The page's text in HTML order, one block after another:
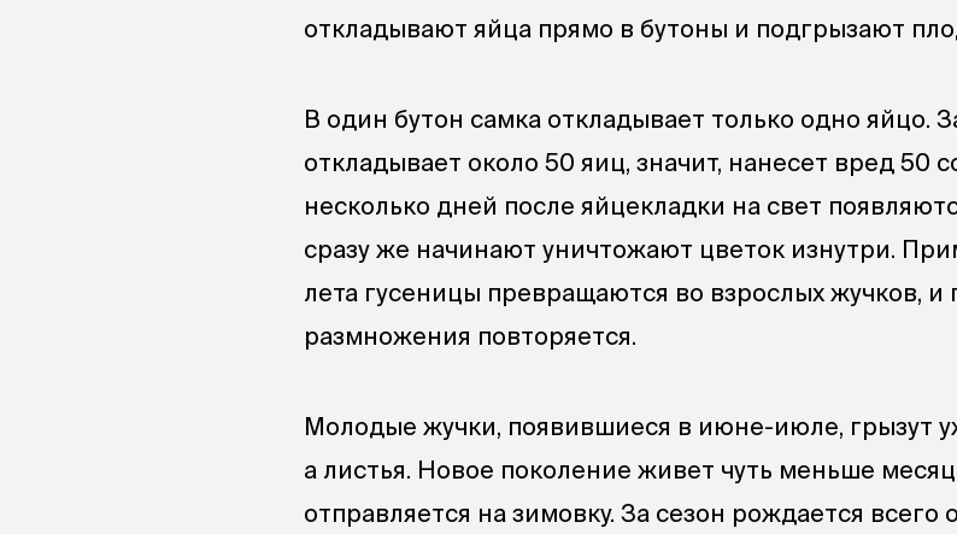
откладывают яйца прямо в бутоны и подгрызают
В один бутон самка откладывает только одно яйцо.
откладывает около 50 яиц, значит, нанесет вред 50
несколько дней после яйцекладки на свет
сразу же начинают уничтожают цветок изнутри.
лета гусеницы превращаются во взрослых жучков, и
размножения повторяется.
Молодые жучки, появившиеся в июне-июле, грызут
а листья. Новое поколение живет чуть меньше
отправляется на зимовку. За сезон рождается всего